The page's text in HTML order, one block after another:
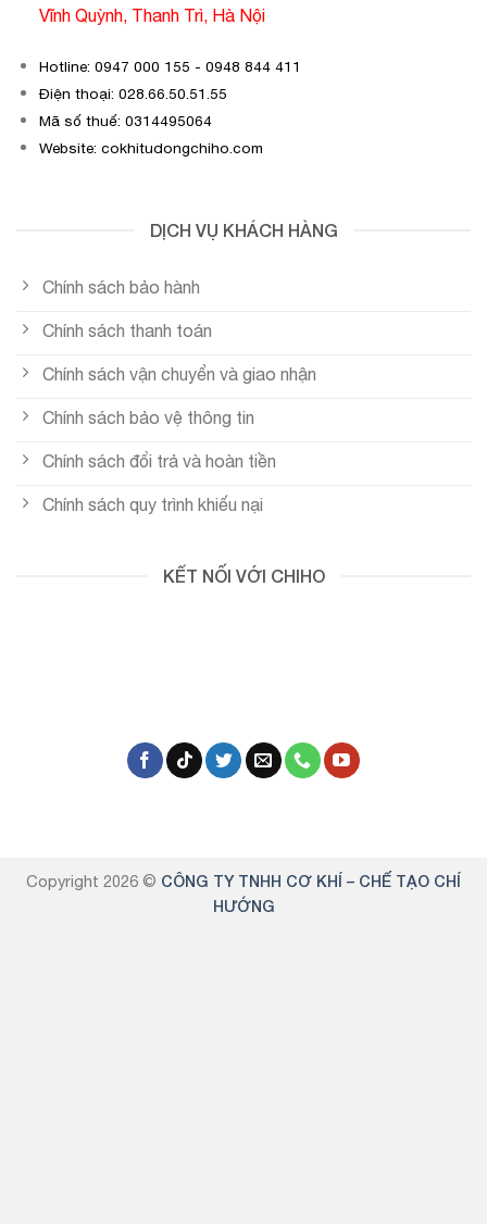
Vĩnh Quỳnh, Thanh Trì, Hà Nội
Hotline: 0947 000 155 - 0948 844 411
Điện thoại: 028.66.50.51.55
Mã số thuế: 0314495064
Website: cokhitudongchiho.com
DỊCH VỤ KHÁCH HÀNG
Chính sách bảo hành
Chính sách thanh toán
Chính sách vận chuyển và giao nhận
Chính sách bảo vệ thông tin
Chính sách đổi trả và hoàn tiền
Chính sách quy trình khiếu nại
KẾT NỐI VỚI CHIHO
Copyright 2026 © CÔNG TY TNHH CƠ KHÍ – CHẾ TẠO CHÍ
HƯỚNG